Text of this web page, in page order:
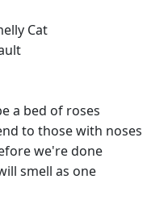
Cat
a bed of roses
to those with noses
we're done
smell as one